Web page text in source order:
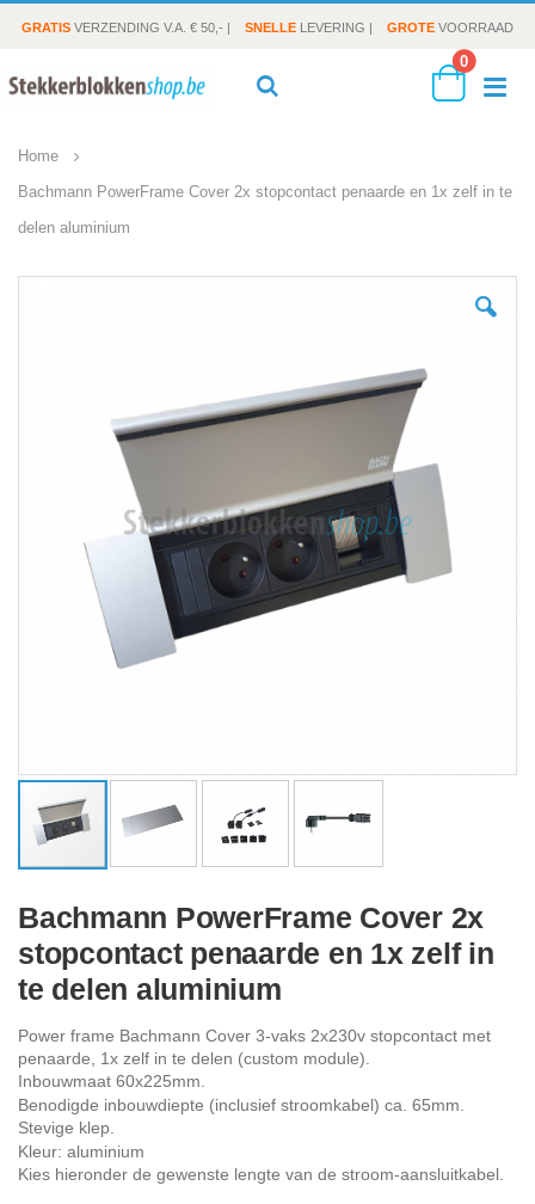
GRATIS VERZENDING V.A. € 50,- | SNELLE LEVERING | GROTE VOORRAAD
Cart
0
Home
Bachmann PowerFrame Cover 2x stopcontact penaarde en 1x zelf in te
delen aluminium
afbeeldingen-
naar
het
begin
de
gallerij
Bachmann PowerFrame Cover 2x
stopcontact penaarde en 1x zelf in
te delen aluminium
Power frame Bachmann Cover 3-vaks 2x230v stopcontact met
penaarde, 1x zelf in te delen (custom module).
Inbouwmaat 60x225mm.
Benodigde inbouwdiepte (inclusief stroomkabel) ca. 65mm.
Stevige klep.
Kleur: aluminium
Kies hieronder de gewenste lengte van de stroom-aansluitkabel.